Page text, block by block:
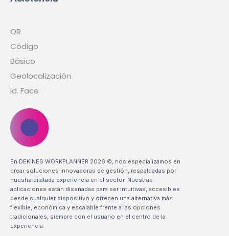
En DEKINES WORKPLANNER 2026 ©, nos especializamos en
crear soluciones innovadoras de gestión, respaldadas por
nuestra dilatada experiencia en el sector. Nuestras
aplicaciones están diseñadas para ser intuitivas, accesibles
desde cualquier dispositivo y ofrecen una alternativa más
flexible, económica y escalable frente a las opciones
tradicionales, siempre con el usuario en el centro de la
experiencia.
QR
Código
Básico
Geolocalización
id. Face